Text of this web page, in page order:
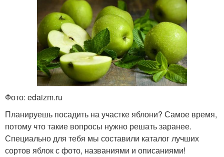
Фото: edaizm.ru
Планируешь посадить на участке яблони? Самое время,
потому что такие вопросы нужно решать заранее.
Специально для тебя мы составили каталог лучших
сортов яблок с фото, названиями и описаниями!